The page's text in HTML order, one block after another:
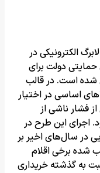
الکترونیکی در
حمایتی دولت برای
شده است. در قالب
اساسی در اختیار
فشار ناشی از
اجرای این طرح در
در سال‌های اخیر بر
شده برخی اقلام
به گذشته خریداری